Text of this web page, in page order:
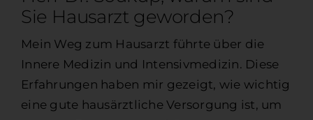
Sie Haus­arzt geworden?
Mein Weg zum Hausarzt führte über die
Innere Medizin und Intensiv­medizin. Diese
Erfahrungen haben mir gezeigt, wie wichtig
eine gute haus­ärztliche Versorgung ist, um